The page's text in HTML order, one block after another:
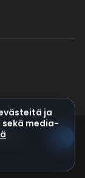
ja
media-